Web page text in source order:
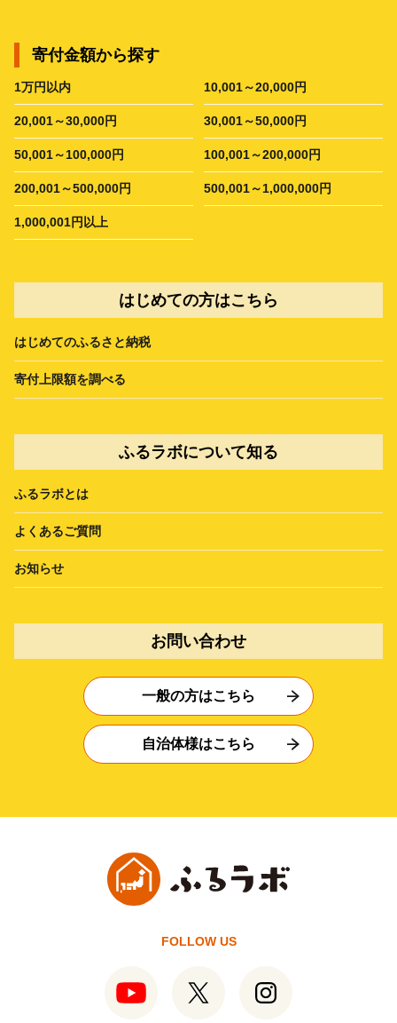
寄付金額から探す
1万円以内 10,001～20,000円
20,001～30,000円 30,001～50,000円
50,001～100,000円 100,001～200,000円
200,001～500,000円 500,001～1,000,000円
1,000,001円以上
はじめての方はこちら
はじめてのふるさと納税
寄付上限額を調べる
ふるラボについて知る
ふるラボとは
よくあるご質問
お知らせ
お問い合わせ
一般の方はこちら
自治体様はこちら
FOLLOW US